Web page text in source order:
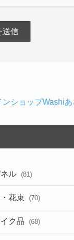
ル (81)
花束 (70)
ク品 (68)